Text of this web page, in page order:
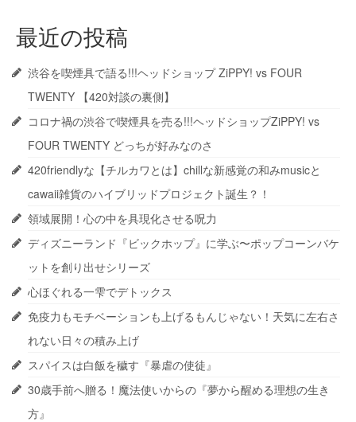
最近の投稿
渋谷を喫煙具で語る!!!ヘッドショップ ZiPPY! vs FOUR
TWENTY 【420対談の裏側】
コロナ禍の渋谷で喫煙具を売る!!!ヘッドショップZiPPY! vs
FOUR TWENTY どっちが好みなのさ
420friendlyな【チルカワとは】chillな新感覚の和みmusicと
cawaii雑貨のハイブリッドプロジェクト誕生？！
領域展開！心の中を具現化させる呪力
ディズニーランド『ビックホップ』に学ぶ〜ポップコーンバケ
ットを創り出せシリーズ
心ほぐれる一雫でデトックス
免疫力もモチベーションも上げるもんじゃない！天気に左右さ
れない日々の積み上げ
スパイスは白飯を穢す『暴虐の使徒』
30歳手前へ贈る！魔法使いからの『夢から醒める理想の生き
方』